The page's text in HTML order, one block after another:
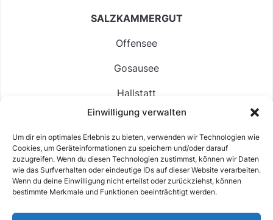
Einwilligung verwalten
Um dir ein optimales Erlebnis zu bieten, verwenden wir Technologien wie
Cookies, um Geräteinformationen zu speichern und/oder darauf
zuzugreifen. Wenn du diesen Technologien zustimmst, können wir Daten
wie das Surfverhalten oder eindeutige IDs auf dieser Website verarbeiten.
Wenn du deine Einwilligung nicht erteilst oder zurückziehst, können
bestimmte Merkmale und Funktionen beeinträchtigt werden.
SALZKAMMERGUT
Offensee
Gosausee
Hallstatt
Langbathsee
Altausseer See
Hintersee